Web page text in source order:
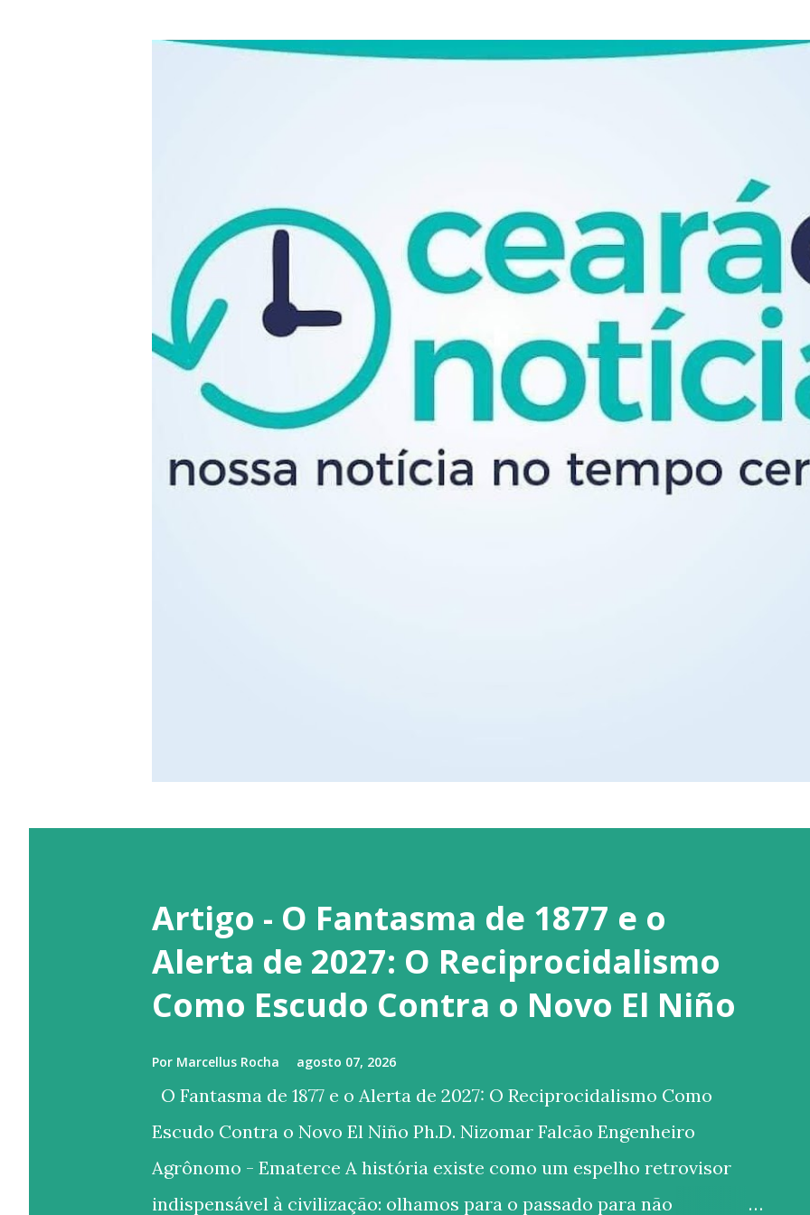
Artigo - O Fantasma de 1877 e o
Alerta de 2027: O Reciprocidalismo
Como Escudo Contra o Novo El Niño
Por Marcellus Rocha agosto 07, 2026
O Fantasma de 1877 e o Alerta de 2027: O Reciprocidalismo Como
Escudo Contra o Novo El Niño Ph.D. Nizomar Falcão Engenheiro
Agrônomo - Ematerce A história existe como um espelho retrovisor
indispensável à civilização: olhamos para o passado para não